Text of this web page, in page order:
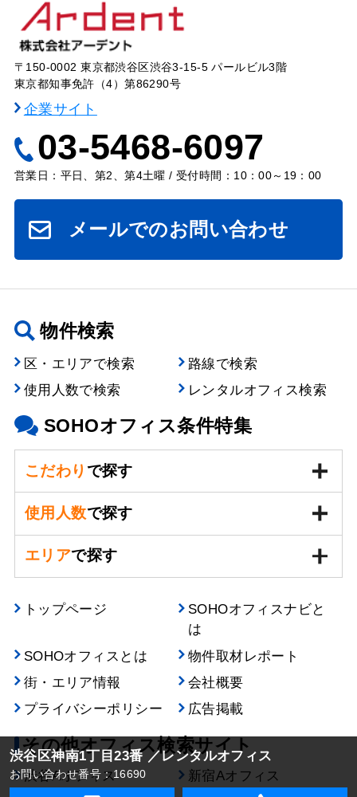
渋谷区神南1丁目23番 ／レンタルオフィス
お問い合わせ番号：16690
〒150-0002 東京都渋谷区渋谷3-15-5 パールビル3階
東京都知事免許（4）第86290号
企業サイト
03-5468-6097
営業日：平日、第2、第4土曜 / 受付時間：10：00～19：00
メールでのお問い合わせ
物件検索
区・エリアで検索
路線で検索
使用人数で検索
レンタルオフィス検索
SOHOオフィス条件特集
こだわり で探す
使用人数で探す
エリアで探す
トップページ
SOHOオフィスナビと
は
SOHOオフィスとは
物件取材レポート
街・エリア情報
会社概要
プライバシーポリシー
広告掲載
その他オフィス検索サイト
渋谷Aオフィス 新宿Aオフィス